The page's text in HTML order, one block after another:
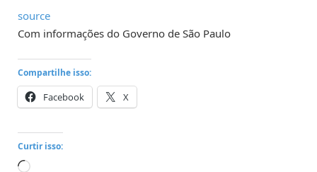
source
Com informações do Governo de São Paulo
Compartilhe isso:
Facebook X
Curtir isso:
Carregando...